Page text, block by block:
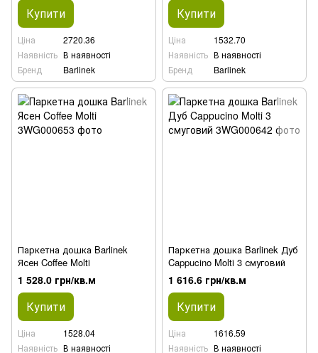
Купити
Ціна
2720.36
Наявність В наявності
Бренд
Barlinek
Купити
Ціна
1532.70
Наявність В наявності
Бренд
Barlinek
Паркетна дошка Barlinek
Ясен Coffee Molti
1 528.0 грн/кв.м
Купити
Ціна
1528.04
Наявність В наявності
Паркетна дошка Barlinek Дуб
Cappucino Molti 3 смуговий
1 616.6 грн/кв.м
Купити
Ціна
1616.59
Наявність В наявності